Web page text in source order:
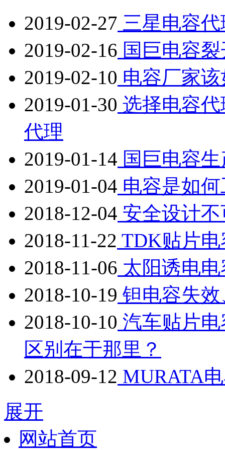
2019-02-27 三星电容
2019-02-16 国巨电容
2019-02-10 电容厂家
2019-01-30 选择电容
代理
2019-01-14 国巨电容
2019-01-04 电容是如
2018-12-04 安全设计
2018-11-22 TDK贴片
2018-11-06 太阳诱电
2018-10-19 钽电容失
2018-10-10 汽车贴片
区别在于那里？
2018-09-12 MURATA
展开
网站首页